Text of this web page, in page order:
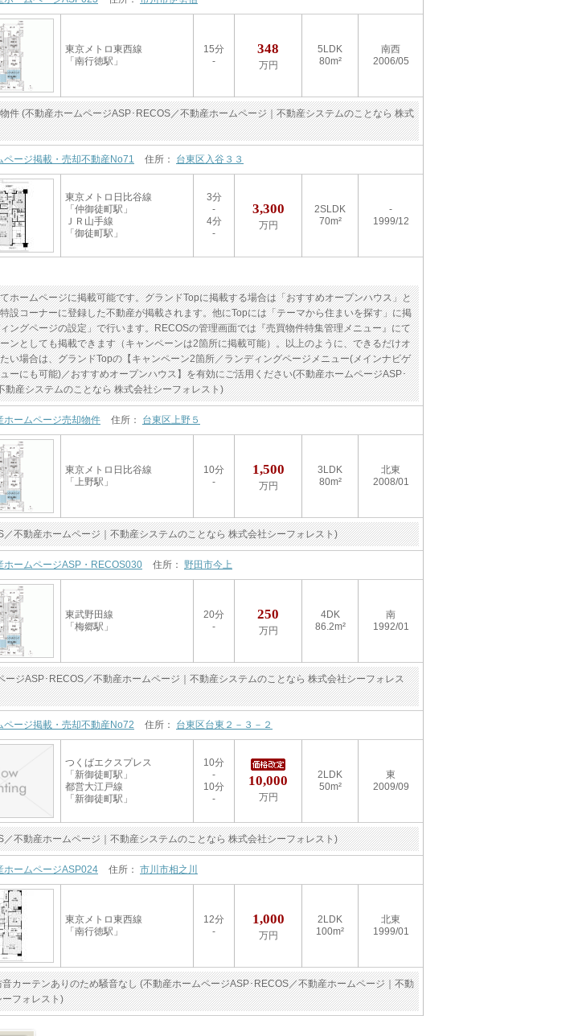
東京メトロ東西線
「南行徳駅」
15分
-
348
万円
5LDK
80m²
南西
2006/05
件 (不動産ホームページASP･RECOS／不動産ホームページ｜不動産システムのことなら 株式
ページ掲載・売却不動産No71 住所： 台東区入谷３３
東京メトロ日比谷線
「仲御徒町駅」
ＪＲ山手線
「御徒町駅」
3分
-
4分
-
3,300
万円
2SLDK
70m²
-
1999/12
ホームページに掲載可能です。グランドTopに掲載する場合は「おすすめオープンハウス」と
設コーナーに登録した不動産が掲載されます。他にTopには「テーマから住まいを探す」に掲
ングページの設定」で行います。RECOSの管理画面では『売買物件特集管理メニュー』にて
ンとしても掲載できます（キャンペーンは2箇所に掲載可能）。以上のように、できるだけオ
い場合は、グランドTopの【キャンペーン2箇所／ランディングページメニュー(メインナビゲ
ーにも可能)／おすすめオープンハウス】を有効にご活用ください(不動産ホームページASP･
動産システムのことなら 株式会社シーフォレスト)
ホームページ売却物件 住所： 台東区上野５
東京メトロ日比谷線
「上野駅」
10分
-
1,500
万円
3LDK
80m²
北東
2008/01
不動産ホームページ｜不動産システムのことなら 株式会社シーフォレスト)
ホームページASP・RECOS030 住所： 野田市今上
東武野田線
「梅郷駅」
20分
-
250
万円
4DK
86.2m²
南
1992/01
ージASP･RECOS／不動産ホームページ｜不動産システムのことなら 株式会社シーフォレス
ページ掲載・売却不動産No72 住所： 台東区台東２－３－２
つくばエクスプレス
「新御徒町駅」
都営大江戸線
「新御徒町駅」
10分
-
10分
-
10,000
万円
2LDK
50m²
東
2009/09
不動産ホームページ｜不動産システムのことなら 株式会社シーフォレスト)
ホームページASP024 住所： 市川市相之川
東京メトロ東西線
「南行徳駅」
12分
-
1,000
万円
2LDK
100m²
北東
1999/01
カーテンありのため騒音なし (不動産ホームページASP･RECOS／不動産ホームページ｜不動
フォレスト)